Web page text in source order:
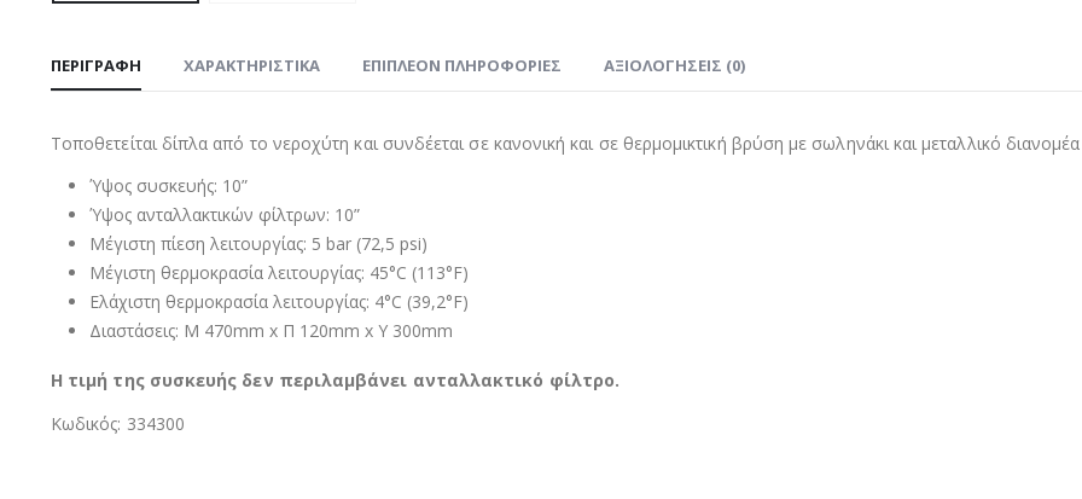
ΠΕΡΙΓΡΑΦΉ ΧΑΡΑΚΤΗΡΙΣΤΙΚΑ ΕΠΙΠΛΈΟΝ ΠΛΗΡΟΦΟΡΊΕΣ ΑΞΙΟΛΟΓΉΣΕΙΣ (0)
Τοποθετείται δίπλα από το νεροχύτη και συνδέεται σε κανονική και σε θερμομικτική βρύση με σωληνάκι και μεταλλικό
Ύψος συσκευής: 10”
Ύψος ανταλλακτικών φίλτρων: 10”
Μέγιστη πίεση λειτουργίας: 5 bar (72,5 psi)
Μέγιστη θερμοκρασία λειτουργίας: 45°C (113°F)
Ελάχιστη θερμοκρασία λειτουργίας: 4°C (39,2°F)
Διαστάσεις: Μ 470mm x Π 120mm x Υ 300mm
Η τιμή της συσκευής δεν περιλαμβάνει ανταλλακτικό φίλτρο.
Κωδικός: 334300